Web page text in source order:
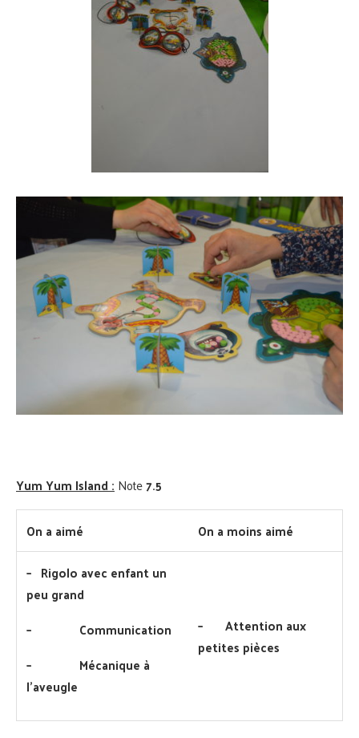
Yum Yum Island : Note7.5
On a aimé
On a moins aimé
– Rigolo avec enfant un
peu grand
– Communication
– Mécanique à
l’aveugle
– Attention aux
petites pièces